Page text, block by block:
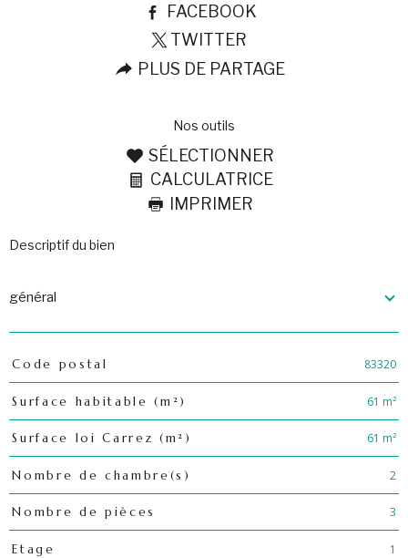
FACEBOOK
TWITTER
PLUS DE PARTAGE
nos outils
SÉLECTIONNER
CALCULATRICE
IMPRIMER
descriptif du bien
général
TRAD_PAMPERO_Caracteristique
Code postal 83320
Surface habitable (m²) 61 m²
Surface loi Carrez (m²) 61 m²
Nombre de chambre(s) 2
Nombre de pièces 3
Etage 1